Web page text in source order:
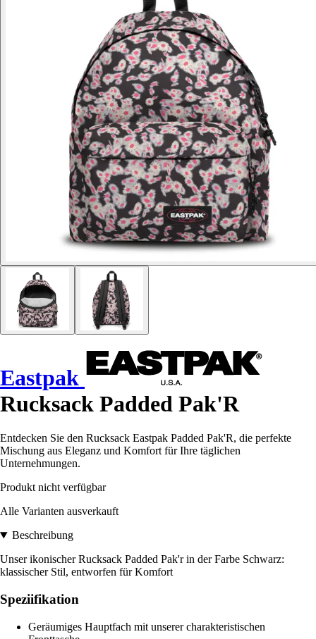
Eastpak
Rucksack Padded Pak'R
Entdecken Sie den Rucksack Eastpak Padded Pak'R, die perfekte
Mischung aus Eleganz und Komfort für Ihre täglichen
Unternehmungen.
Produkt nicht verfügbar
Alle Varianten ausverkauft
Beschreibung
Unser ikonischer Rucksack Padded Pak'r in der Farbe Schwarz:
klassischer Stil, entworfen für Komfort
Speziifikation
Geräumiges Hauptfach mit unserer charakteristischen